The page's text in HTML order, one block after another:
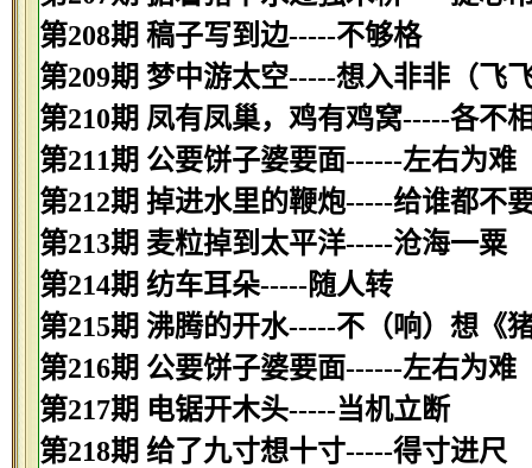
第208期 稿子写到边-----不够格
第209期 梦中游太空-----想入非非（飞
第210期 凤有凤巢，鸡有鸡窝-----各不
第211期 公要饼子婆要面------左右为难
第212期 掉进水里的鞭炮-----给谁都不
第213期 麦粒掉到太平洋-----沧海一粟
第214期 纺车耳朵-----随人转
第215期 沸腾的开水-----不（响）想《
第216期 公要饼子婆要面------左右为难
第217期 电锯开木头-----当机立断
第218期 给了九寸想十寸-----得寸进尺